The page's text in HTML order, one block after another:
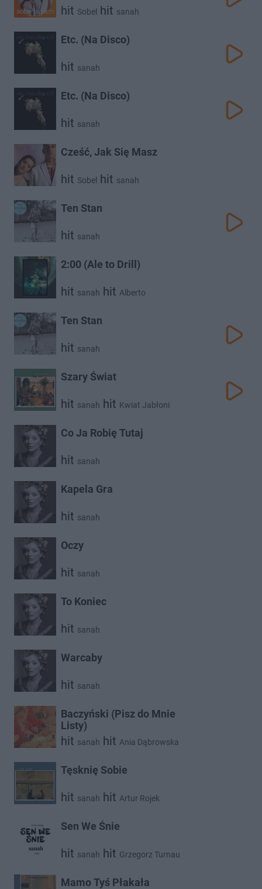
hit Sobel hit sanah
Etc. (Na Disco)
hit sanah
Etc. (Na Disco)
hit sanah
Cześć, Jak Się Masz
hit Sobel hit sanah
Ten Stan
hit sanah
2:00 (Ale to Drill)
hit sanah hit Alberto
Ten Stan
hit sanah
Szary Świat
hit sanah hit Kwiat Jabłoni
Co Ja Robię Tutaj
hit sanah
Kapela Gra
hit sanah
Oczy
hit sanah
To Koniec
hit sanah
Warcaby
hit sanah
Baczyński (Pisz do Mnie
Listy)
hit sanah hit Ania Dąbrowska
Tęsknię Sobie
hit sanah hit Artur Rojek
Sen We Śnie
hit sanah hit Grzegorz Turnau
Mamo Tyś Płakała